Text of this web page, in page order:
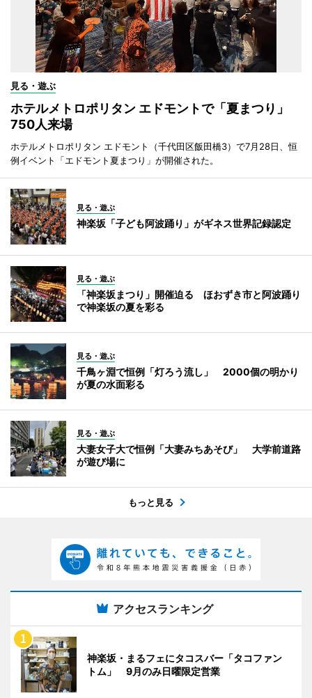
見る・遊ぶ
ホテルメトロポリタン エドモントで「夏まつり」
750人来場
ホテルメトロポリタン エドモント（千代田区飯田橋3）で7月28日、恒
例イベント「エドモント夏まつり」が開催された。
見る・遊ぶ
神楽坂「子ども阿波踊り」がギネス世界記録認定
見る・遊ぶ
「神楽坂まつり」開催迫る ほおずき市と阿波踊り
で神楽坂の夏を彩る
見る・遊ぶ
千鳥ヶ淵で恒例「灯ろう流し」 2000個の明かり
が夏の水面彩る
見る・遊ぶ
大妻女子大で恒例「大妻みちあそび」 大学前道路
が遊び場に
もっと見る
アクセスランキング
神楽坂・まるフェにタコスバー「タコファン
トム」 9月のみ日曜限定営業